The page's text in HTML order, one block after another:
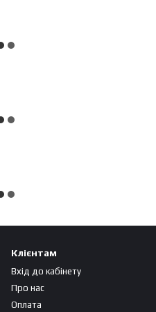
Клієнтам
Вхід до кабінету
Про нас
Оплата